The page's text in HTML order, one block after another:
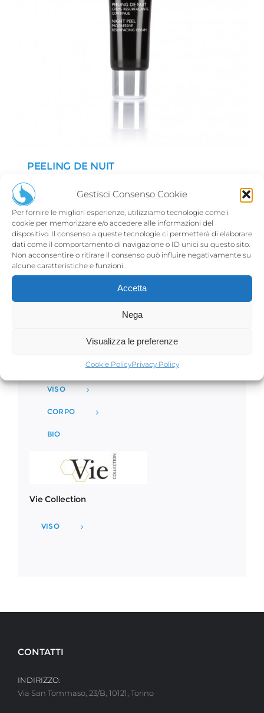
Gestisci Consenso Cookie
Per fornire le migliori esperienze, utilizziamo tecnologie come i
cookie per memorizzare e/o accedere alle informazioni del
dispositivo. Il consenso a queste tecnologie ci permetterà di elaborare
dati come il comportamento di navigazione o ID unici su questo sito.
Non acconsentire o ritirare il consenso può influire negativamente su
alcune caratteristiche e funzioni.
Accetta
Nega
Visualizza le preferenze
Cookie PolicyPrivacy Policy
PEELING DE NUIT
€
Aggiungi al carrello Dettagli
VISO
CORPO
BIO
Vie Collection
VISO
CONTATTI
INDIRIZZO:
Via San Tommaso, 23/B, 10121, Torino